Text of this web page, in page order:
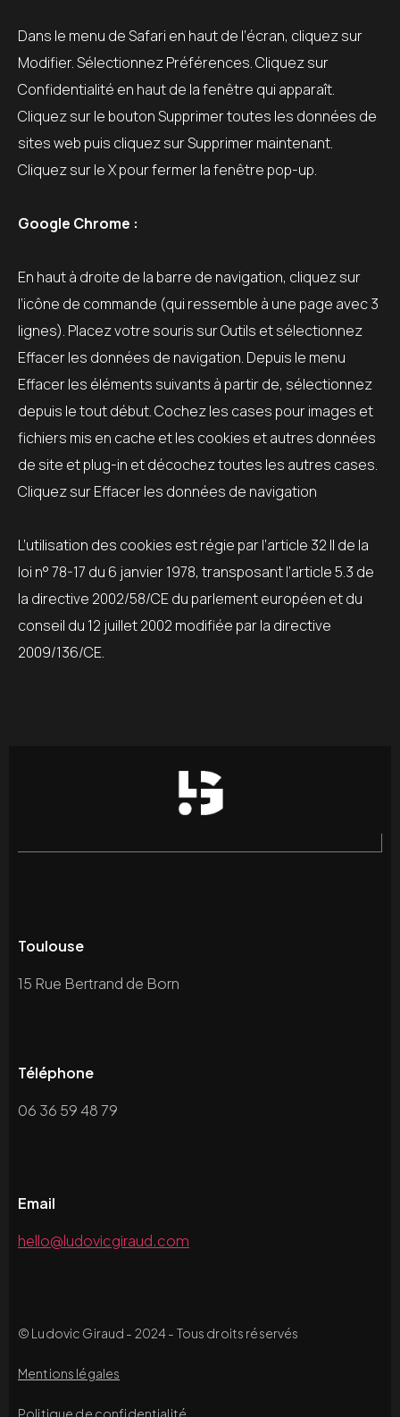
Dans le menu de Safari en haut de l’écran, cliquez sur
Modifier. Sélectionnez Préférences. Cliquez sur
Confidentialité en haut de la fenêtre qui apparaît.
Cliquez sur le bouton Supprimer toutes les données de
sites web puis cliquez sur Supprimer maintenant.
Cliquez sur le X pour fermer la fenêtre pop-up.
Google Chrome :
En haut à droite de la barre de navigation, cliquez sur
l’icône de commande (qui ressemble à une page avec 3
lignes). Placez votre souris sur Outils et sélectionnez
Effacer les données de navigation. Depuis le menu
Effacer les éléments suivants à partir de, sélectionnez
depuis le tout début. Cochez les cases pour images et
fichiers mis en cache et les cookies et autres données
de site et plug-in et décochez toutes les autres cases.
Cliquez sur Effacer les données de navigation
L’utilisation des cookies est régie par l’article 32 II de la
loi n° 78-17 du 6 janvier 1978, transposant l’article 5.3 de
la directive 2002/58/CE du parlement européen et du
conseil du 12 juillet 2002 modifiée par la directive
2009/136/CE.
Toulouse
15 Rue Bertrand de Born
Téléphone
06 36 59 48 79
Email
hello@ludovicgiraud.com
© Ludovic Giraud - 2024 - Tous droits réservés
Mentions légales
Politique de confidentialité